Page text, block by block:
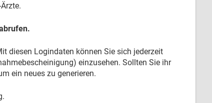
diesen Logindaten können Sie sich jederzeit
einzusehen. Sollten Sie ihr
ein neues zu generieren.